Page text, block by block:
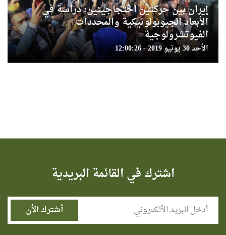
إيران بين حركتين احتجاجيتين: دراسة في
الأبعاد الجيوبولوتيكية والمحددات
الفيوتشرولوجية
الأحد 30 يونيو 2019 - 12:00:26
اشترك في القائمة البريدية